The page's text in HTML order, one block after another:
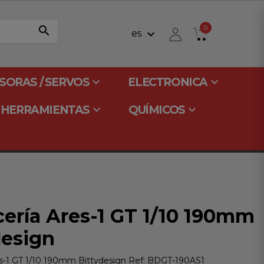
search es keyboard_arrow_down 0
/ SERVOSkeyboard_arrow_down ELECTRONICAkeyboard_arrow_down
HERRAMIENTAS keyboard_arrow_down QUÍMICOSkeyboard_arrow_down
Ares-1 GT 1/10 190mm
1 GT 1/10 190mm Bittydesign Ref: BDGT-190AS1